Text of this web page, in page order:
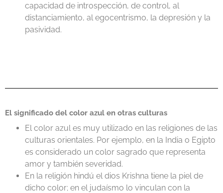
capacidad de introspección, de control, al
distanciamiento, al egocentrismo, la depresión y la
pasividad.
El significado del color azul en otras culturas
El color azul es muy utilizado en las religiones de las
culturas orientales. Por ejemplo, en la India o Egipto
es considerado un color sagrado que representa
amor y también severidad.
En la religión hindú el dios Krishna tiene la piel de
dicho color; en el judaísmo lo vinculan con la